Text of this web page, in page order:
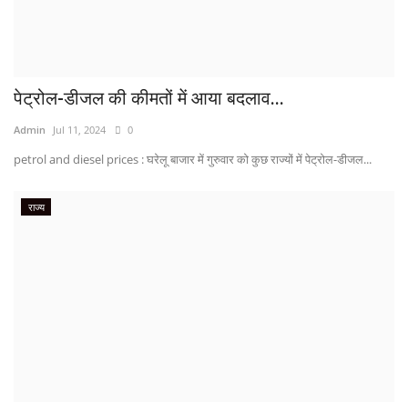
पेट्रोल-डीजल की कीमतों में आया बदलाव...
Admin Jul 11, 2024 0
petrol and diesel prices : घरेलू बाजार में गुरुवार को कुछ राज्यों में पेट्रोल-डीजल...
राज्य